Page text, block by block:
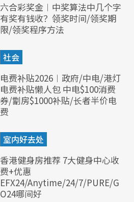
六合彩奖金︱中奖算法中几个字
有奖有钱收？领奖时间/领奖期
限/领奖程序方法
社会
电费补贴2026︱政府/中电/港灯
电费补贴懒人包 中电$100消费
券/劏房$1000补贴/长者半价电
费
室内好去处
香港健身房推荐 7大健身中心收
费+优惠
EFX24/Anytime/24/7/PURE/G
O24哪间好